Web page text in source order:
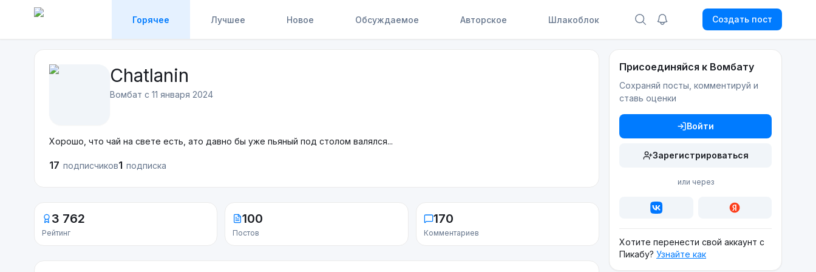
Горячее Лучшее Новое Обсуждаемое Авторское Шлакоблок Создать пост
Chatlanin
Вомбат с 11 января 2024
Хорошо, что чай на свете есть, ато давно бы уже пьяный под столом валялся...
17 подписчиков1 подписка
3 762
Рейтинг
100
Постов
170
Комментариев
Присоединяйся к Вомбату
Сохраняй посты, комментируй и
ставь оценки
Войти
Зарегистрироваться
или через
Хотите перенести свой аккаунт с
Пикабу? Узнайте как